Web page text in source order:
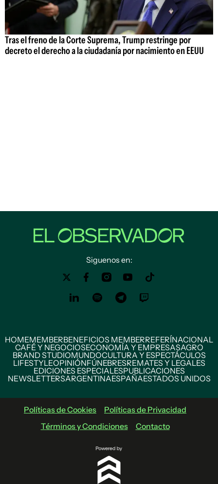
Tras el freno de la Corte Suprema, Trump restringe por
decreto el derecho a la ciudadanía por nacimiento en EEUU
Siguenos en:
HOMEMEMBERBENEFICIOS MEMBERREFERÍNACIONAL
CAFÉ Y NEGOCIOSECONOMÍA Y EMPRESASAGRO
BRAND STUDIOMUNDOCULTURA Y ESPECTÁCULOS
LIFESTYLEOPINIÓNFÚNEBRESREMATES Y LEGALES
EDICIONES ESPECIALESPUBLICACIONES
NEWSLETTERSARGENTINAESPAÑAESTADOS UNIDOS
Políticas de Cookies
Políticas de Privacidad
Términos y Condiciones
Contacto